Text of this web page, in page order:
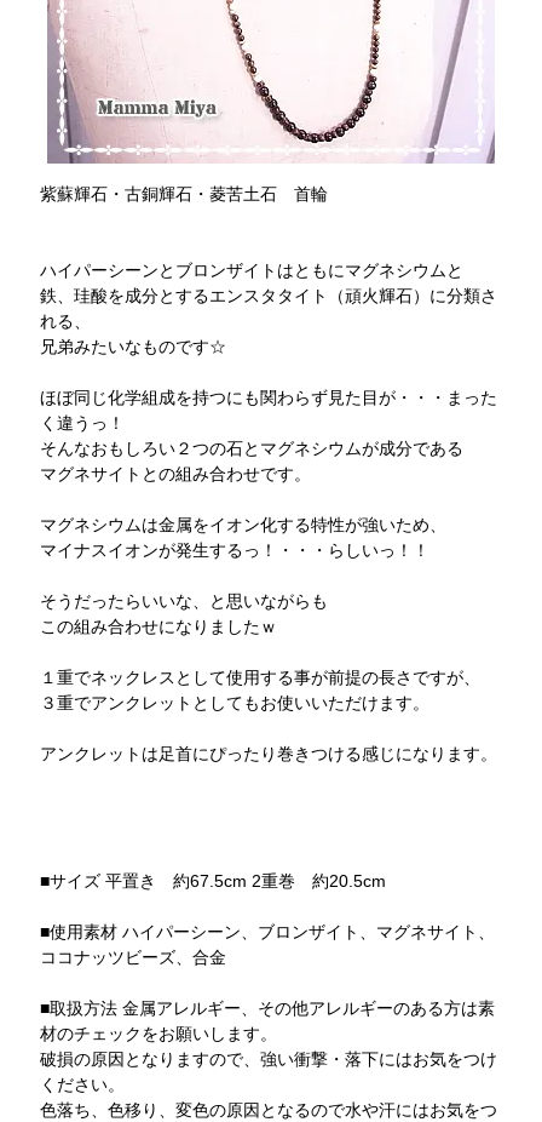
紫蘇輝石・古銅輝石・菱苦土石 首輪
ハイパーシーンとブロンザイトはともにマグネシウムと
鉄、珪酸を成分とするエンスタタイト（頑火輝石）に分類さ
れる、
兄弟みたいなものです☆
ほぼ同じ化学組成を持つにも関わらず見た目が・・・まった
く違うっ！
そんなおもしろい２つの石とマグネシウムが成分である
マグネサイトとの組み合わせです。
マグネシウムは金属をイオン化する特性が強いため、
マイナスイオンが発生するっ！・・・らしいっ！！
そうだったらいいな、と思いながらも
この組み合わせになりましたｗ
１重でネックレスとして使用する事が前提の長さですが、
３重でアンクレットとしてもお使いいただけます。
アンクレットは足首にぴったり巻きつける感じになります。
■サイズ 平置き 約67.5cm 2重巻 約20.5cm
■使用素材 ハイパーシーン、ブロンザイト、マグネサイト、
ココナッツビーズ、合金
■取扱方法 金属アレルギー、その他アレルギーのある方は素
材のチェックをお願いします。
破損の原因となりますので、強い衝撃・落下にはお気をつけ
ください。
色落ち、色移り、変色の原因となるので水や汗にはお気をつ